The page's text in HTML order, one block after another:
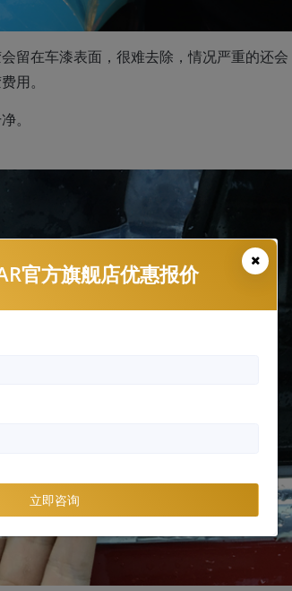
留在车漆表面，很难去除，情况严重的还会
用。
。
官方旗舰店优惠报价
立即咨询